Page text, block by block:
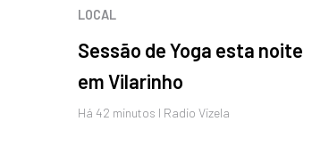
LOCAL
Sessão de Yoga esta noite
em Vilarinho
Há 42 minutos I Radio Vizela